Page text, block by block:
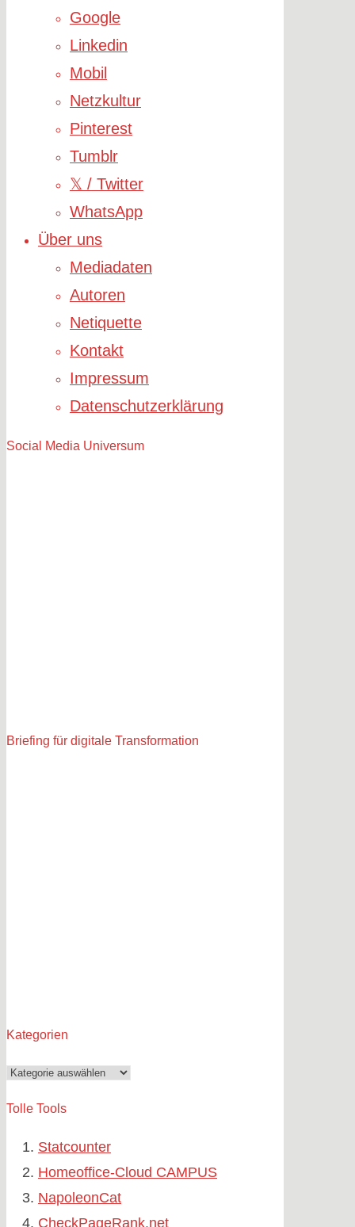
Google
Linkedin
Mobil
Netzkultur
Pinterest
Tumblr
𝕏 / Twitter
WhatsApp
Über uns
Mediadaten
Autoren
Netiquette
Kontakt
Impressum
Datenschutzerklärung
Social Media Universum
Briefing für digitale Transformation
Kategorien
Kategorien
Tolle Tools
Statcounter
Homeoffice-Cloud CAMPUS
NapoleonCat
CheckPageRank.net